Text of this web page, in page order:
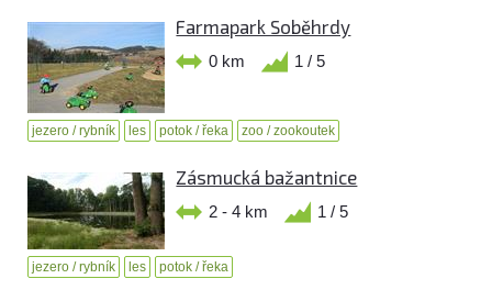
Farmapark Soběhrdy
0 km 1 / 5
jezero / rybník les potok / řeka zoo / zookoutek
Zásmucká bažantnice
2 - 4 km 1 / 5
jezero / rybník les potok / řeka